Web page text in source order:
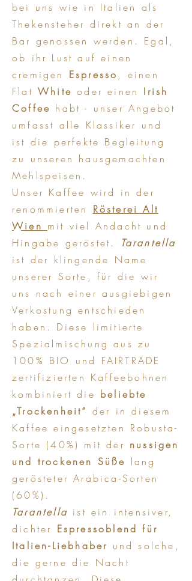
bei uns wie in Italien als
Thekensteher direkt an der
Bar genossen werden. Egal,
ob ihr Lust auf einen
cremigen Espresso , einen
Flat White oder einen Irish
Coffee habt - unser Angebot
umfasst alle Klassiker und
ist die perfekte Begleitung
zu unseren hausgemachten
Mehlspeisen.
Unser Kaffee wird in der
renommierten Rösterei Alt
Wien mit viel Andacht und
Hingabe geröstet.
Tarantella
ist der klingende Name
unserer Sorte, für die wir
uns nach einer ausgiebigen
Verkostung entschieden
haben. Diese limitierte
Spezialmischung aus zu
100% BIO und FAIRTRADE
zertifizierten Kaffeebohnen
kombiniert die beliebte
„Trockenheit“ der in diesem
Kaffee eingesetzten Robusta-
Sorte (40%) mit der nussigen
und trockenen Süße lang
gerösteter Arabica-Sorten
(60%).
Tarantella ist ein intensiver,
dichter Espressoblend für
Italien-Liebhaber und solche,
die gerne die Nacht